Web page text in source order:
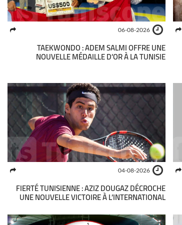
06-08-2026
TAEKWONDO : ADEM SALMI OFFRE UNE
NOUVELLE MÉDAILLE D’OR À LA TUNISIE
04-08-2026
FIERTÉ TUNISIENNE : AZIZ DOUGAZ DÉCROCHE
UNE NOUVELLE VICTOIRE À L’INTERNATIONAL